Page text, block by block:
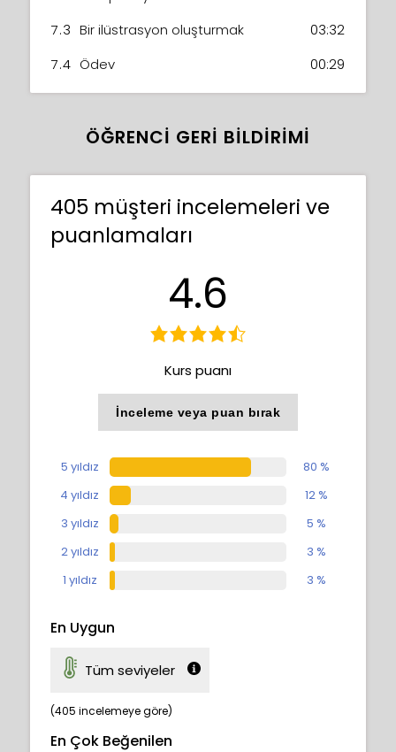
7.3 Bir ilüstrasyon oluşturmak
03:32
7.4 Ödev 00:29
ÖĞRENCI GERI BILDIRIMI
405 müşteri incelemeleri ve
puanlamaları
4.6
Kurs puanı
İnceleme veya puan bırak
5 yıldız
80 %
4 yıldız
12 %
3 yıldız
5 %
2 yıldız
3 %
1 yıldız
3 %
En Uygun
Tüm seviyeler
(405 incelemeye göre)
En Çok Beğenilen